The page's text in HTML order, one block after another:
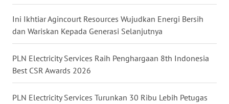
Ini Ikhtiar Agincourt Resources Wujudkan Energi Bersih
dan Wariskan Kepada Generasi Selanjutnya
PLN Electricity Services Raih Penghargaan 8th Indonesia
Best CSR Awards 2026
PLN Electricity Services Turunkan 30 Ribu Lebih Petugas
WN
BEKASI
WN
BOGOR
WN